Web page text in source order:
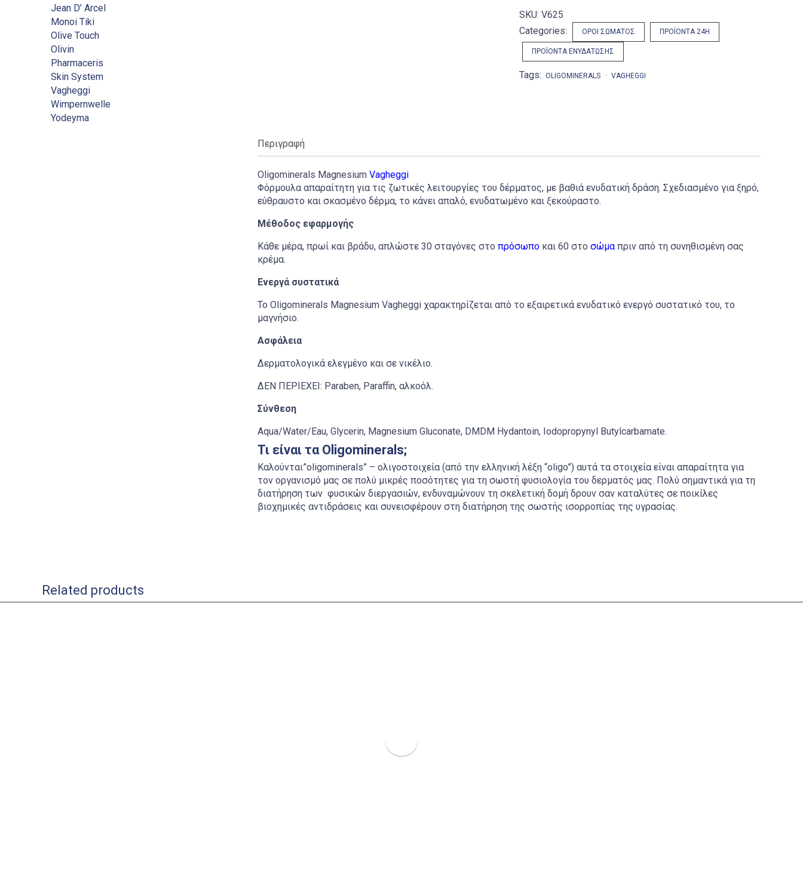
SKU:V625
Categories:
ΟΡΟΊ ΣΏΜΑΤΟΣ ΠΡΟΪΌΝΤΑ 24H
ΠΡΟΪΌΝΤΑ ΕΝΥΔΆΤΩΣΗΣ
Tags: OLIGOMINERALS VAGHEGGI
Περιγραφή
Oligominerals MagnesiumVagheggi
Φόρμουλα απαραίτητη για τις ζωτικές λειτουργίες του δέρματος, με βαθιά ενυδατική δράση. Σχεδιασμένο για ξηρό,
εύθραυστο και σκασμένο δέρμα, το κάνει απαλό, ενυδατωμένο και ξεκούραστο.
Μέθοδος εφαρμογής
Κάθε μέρα, πρωί και βράδυ, απλώστε 30 σταγόνες στοπρόσωπο και 60 στοσώμα πριν από τη συνηθισμένη σας
κρέμα.
Ενεργά συστατικά
Το Oligominerals Magnesium Vagheggi χαρακτηρίζεται από το εξαιρετικά ενυδατικό ενεργό συστατικό του, το
μαγνήσιο.
Ασφάλεια
Δερματολογικά ελεγμένο και σε νικέλιο.
ΔΕΝ ΠΕΡΙΕΧΕΙ: Paraben, Paraffin, αλκοόλ.
Σύνθεση
Aqua/Water/Eau, Glycerin, Magnesium Gluconate, DMDM Hydantoin, Iodopropynyl Butylcarbamate.
Τι είναι τα Oligominerals;
Καλούνται”oligominerals” – ολιγοστοιχεία (από την ελληνική λέξη “oligo”) αυτά τα στοιχεία είναι απαραίτητα για
τον οργανισμό μας σε πολύ μικρές ποσότητες για τη σωστή φυσιολογία του δερματός μας. Πολύ σημαντικά για τη
διατήρηση των φυσικών διεργασιών, ενδυναμώνουν τη σκελετική δομή δρουν σαν καταλύτες σε ποικίλες
βιοχημικές αντιδράσεις και συνεισφέρουν στη διατήρηση της σωστής ισορροπίας της υγρασίας.
Jean D’ Arcel
Monoi Tiki
Olive Touch
Olivin
Pharmaceris
Skin System
Vagheggi
Wimpernwelle
Yodeyma
Related products